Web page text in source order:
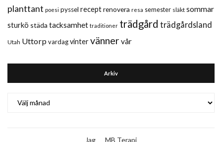
planttant poesi pyssel receptrenovera resa semester släkt sommar
sturkö städa tacksamhet traditioner trädgård trädgårdsland
Utah Uttorp vardagvintervänner vår
Arkiv
Jag MB Terapi